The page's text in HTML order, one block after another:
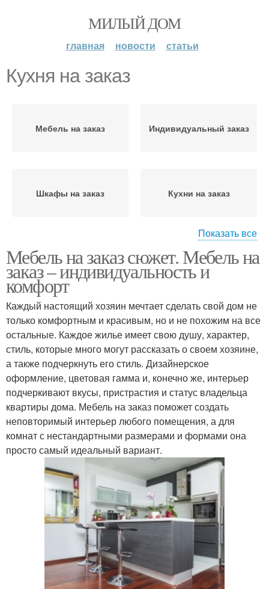
МИЛЫЙ ДОМ
главная новости статьи
Кухня на заказ
Мебель на заказ Индивидуальный заказ
Шкафы на заказ Кухни на заказ
Кухни из массива
Показать все
Мебель на заказ сюжет. Мебель на
заказ – индивидуальность и
комфорт
Каждый настоящий хозяин мечтает сделать свой дом не
только комфортным и красивым, но и не похожим на все
остальные. Каждое жилье имеет свою душу, характер,
стиль, которые много могут рассказать о своем хозяине,
а также подчеркнуть его стиль. Дизайнерское
оформление, цветовая гамма и, конечно же, интерьер
подчеркивают вкусы, пристрастия и статус владельца
квартиры дома. Мебель на заказ поможет создать
неповторимый интерьер любого помещения, а для
комнат с нестандартными размерами и формами она
просто самый идеальный вариант.